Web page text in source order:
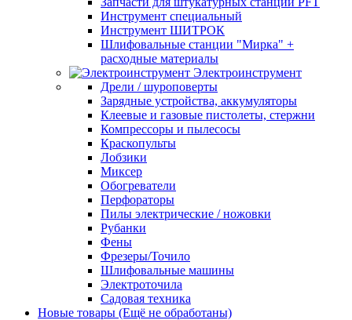
Инструмент специальный
Инструмент ШИТРОК
Шлифовальные станции "Мирка" +
расходные материалы
Электроинструмент
Дрели / шуроповерты
Зарядные устройства, аккумуляторы
Клеевые и газовые пистолеты, стержни
Компрессоры и пылесосы
Краскопульты
Лобзики
Миксер
Обогреватели
Перфораторы
Пилы электрические / ножовки
Рубанки
Фены
Фрезеры/Точило
Шлифовальные машины
Электроточила
Садовая техника
Новые товары (Ещё не обработаны)